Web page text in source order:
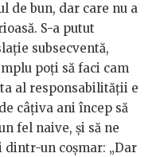
de bun, dar care nu a
S-a putut
subsecventă,
poți să faci cam
al responsabilității e
câțiva ani încep să
fel naive, și să ne
un coșmar: „Dar